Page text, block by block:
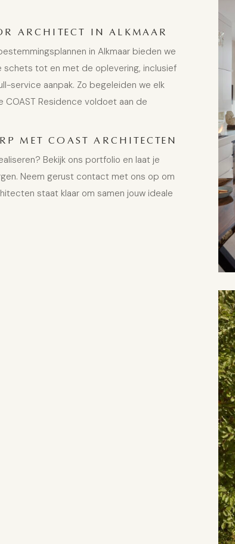
ARCHITECT IN ALKMAAR
in Alkmaar bieden we
tot en met de oplevering, inclusief
service aanpak. Zo begeleiden we elk
Residence voldoet aan de
MET COAST ARCHITECTEN
Bekijk ons portfolio en laat je
Neem gerust contact met ons op om
staat klaar om samen jouw ideale